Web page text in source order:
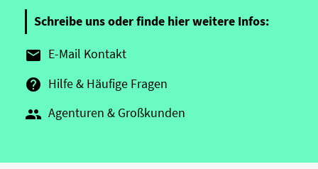
Schreibe uns oder finde hier weitere Infos:
 E-Mail Kontakt
 Hilfe & Häufige Fragen
 Agenturen & Großkunden